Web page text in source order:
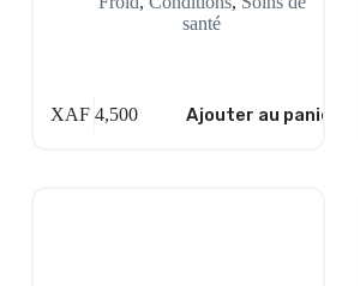
santé
XAF4,500 Ajouter au panier